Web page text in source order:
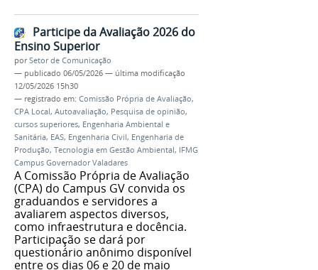
Participe da Avaliação 2026 do
Ensino Superior
porSetor de Comunicação
— publicado 06/05/2026 — última modificação
12/05/2026 15h30
— registrado em: Comissão Própria de Avaliação,
CPA Local, Autoavaliação, Pesquisa de opinião,
cursos superiores, Engenharia Ambiental e
Sanitária, EAS, Engenharia Civil, Engenharia de
Produção, Tecnologia em Gestão Ambiental, IFMG
Campus Governador Valadares
A Comissão Própria de Avaliação
(CPA) do Campus GV convida os
graduandos e servidores a
avaliarem aspectos diversos,
como infraestrutura e docência.
Participação se dará por
questionário anônimo disponível
entre os dias 06 e 20 de maio